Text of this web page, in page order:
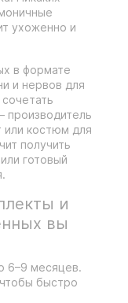
ухоженно и
в формате
и нервов для
производитель
или костюм для
получить
готовый
и
вы
6–9 месяцев.
быстро